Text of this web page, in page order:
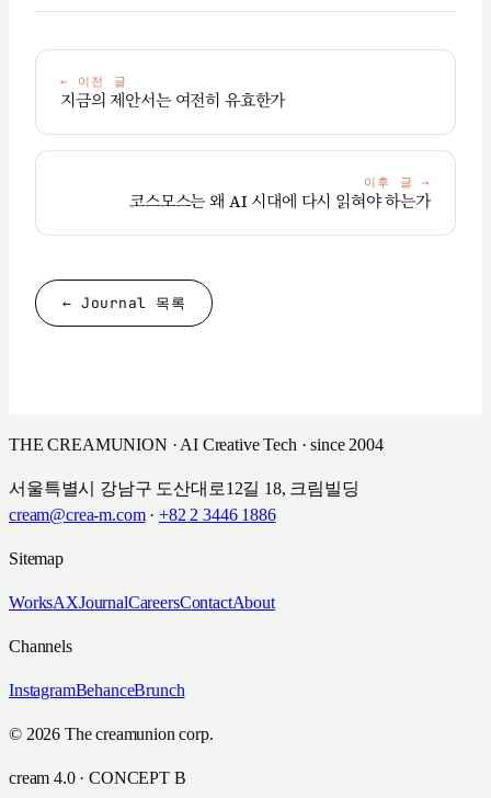
← 이전 글
지금의 제안서는 여전히 유효한가
이후 글 →
코스모스는 왜 AI 시대에 다시 읽혀야 하는가
← Journal 목록
THE CREAMUNION · AI Creative Tech · since 2004
서울특별시 강남구 도산대로12길 18, 크림빌딩
cream@crea-m.com· +82 2 3446 1886
Sitemap
WorksAXJournalCareersContactAbout
Channels
InstagramBehanceBrunch
© 2026 The creamunion corp.
cream 4.0 · CONCEPT B